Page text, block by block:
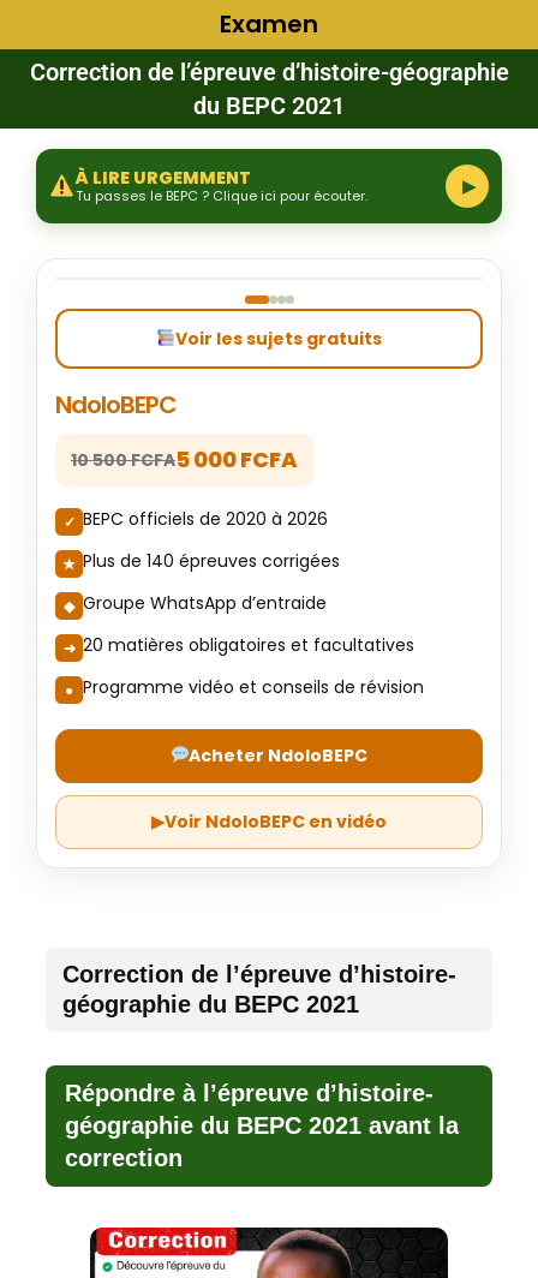
Examen
Correction de l’épreuve d’histoire-géographie
du BEPC 2021
À LIRE URGEMMENT
Tu passes le BEPC ? Clique ici pour écouter. ▶
Voir les sujets gratuits
NdoloBEPC
10 500 FCFA5 000 FCFA
BEPC officiels de 2020 à 2026
Plus de 140 épreuves corrigées
Groupe WhatsApp d’entraide
20 matières obligatoires et facultatives
Programme vidéo et conseils de révision
Acheter NdoloBEPC
▶Voir NdoloBEPC en vidéo
Correction de l’épreuve d’histoire-
géographie du BEPC 2021
Répondre à l’épreuve d’histoire-
géographie du BEPC 2021 avant la
correction